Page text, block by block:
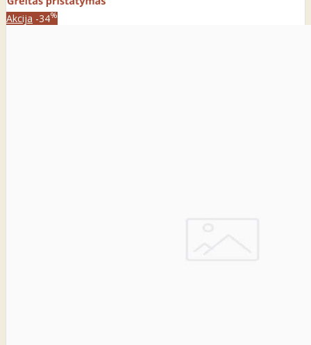
Akcija -34%